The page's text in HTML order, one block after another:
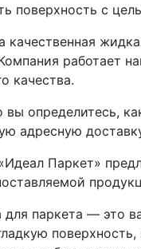
поверхность с
качественная
работает
качества.
вы определитесь,
адресную
Паркет»
для паркета — это